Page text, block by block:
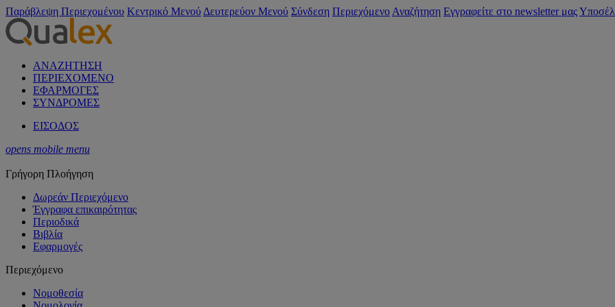
Παράβλεψη Περιεχομένου Κεντρικό Μενού Δευτερεύον Μενού Σύνδεση Περιεχόμενο Αναζήτηση Εγγραφείτε στο newsletter μας
ΑΝΑΖΗΤΗΣΗ
ΠΕΡΙΕΧΟΜΕΝΟ
ΕΦΑΡΜΟΓΕΣ
ΣΥΝΔΡΟΜΕΣ
ΕΙΣΟΔΟΣ
opens mobile menu
Γρήγορη Πλοήγηση
Δωρεάν Περιεχόμενο
Έγγραφα επικαιρότητας
Περιοδικά
Βιβλία
Εφαρμογές
Περιεχόμενο
Νομοθεσία